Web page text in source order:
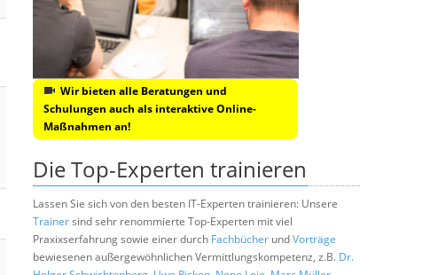
Wir bieten alle Beratungen und
Schulungen auch als interaktive Online-
Maßnahmen an!
Die Top-Experten trainieren
Lassen Sie sich von den besten IT-Experten trainieren: Unsere
Trainersind sehr renommierte Top-Experten mit viel
Praxixserfahrung sowie einer durch Fachbücher undVorträge
bewiesenen außergewöhnlichen Vermittlungskompetenz, z.B. Dr.